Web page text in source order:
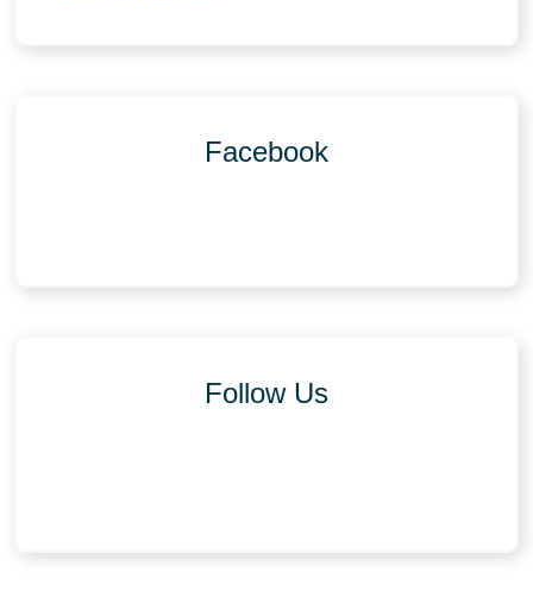
Facebook
Follow Us